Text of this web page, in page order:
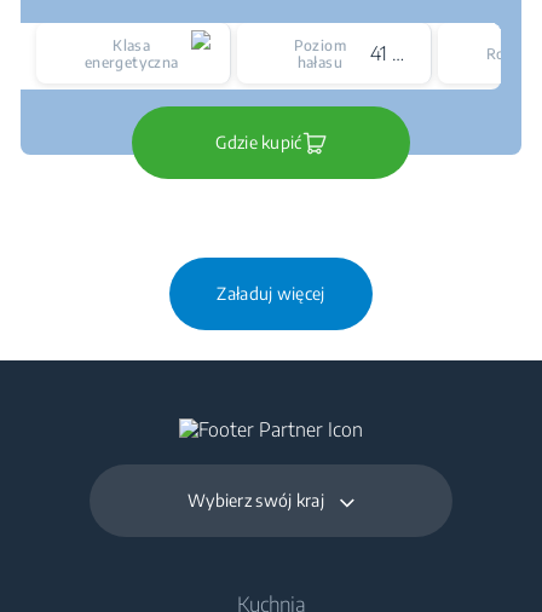
Klasa
energetyczna
Poziom
hałasu
41 dBA
Gdzie kupić
Załaduj więcej
Wybierz swój kraj
Kuchnia